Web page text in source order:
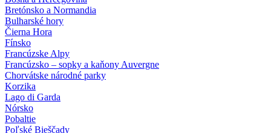
Bretónsko a Normandia
Bulharské hory
Čierna Hora
Fínsko
Francúzske Alpy
Francúzsko – sopky a kaňony Auvergne
Chorvátske národné parky
Korzika
Lago di Garda
Nórsko
Pobaltie
Poľské Bieščady